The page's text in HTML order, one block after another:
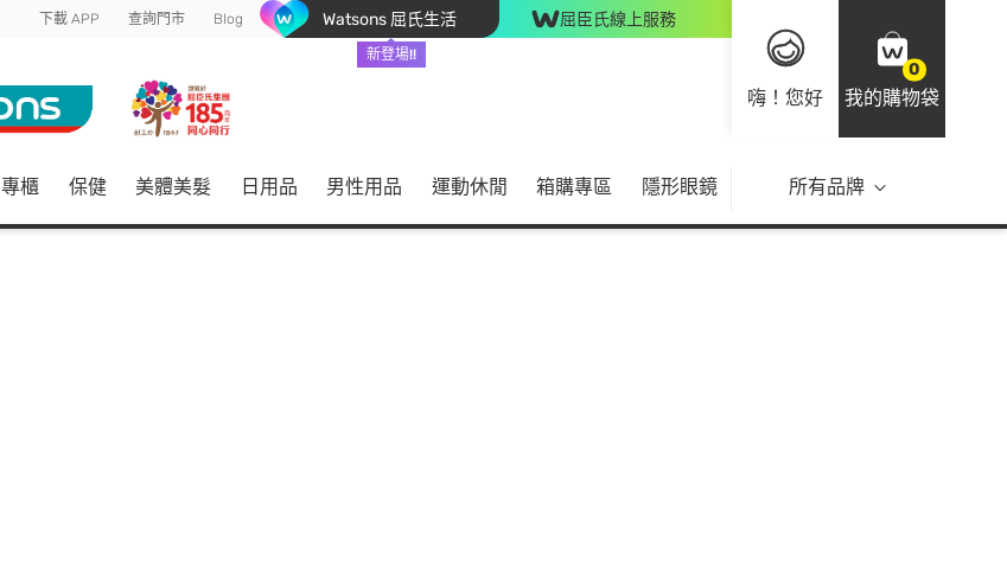
下載 APP 查詢門市 Blog Watsons 屈氏生活
新登場!!
屈臣氏線上服務
嗨！您好
0
我的購物袋
專櫃 保健 美體美髮 日用品 男性用品 運動休閒 箱購專區 隱形眼鏡 所有品牌